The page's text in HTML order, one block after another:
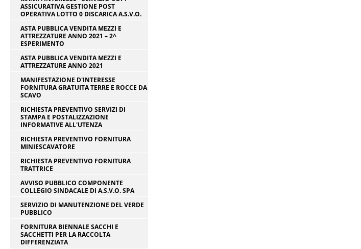
ASSICURATIVA GESTIONE POST
OPERATIVA LOTTO 0 DISCARICA A.S.V.O.
ASTA PUBBLICA VENDITA MEZZI E
ATTREZZATURE ANNO 2021 – 2^
ESPERIMENTO
ASTA PUBBLICA VENDITA MEZZI E
ATTREZZATURE ANNO 2021
MANIFESTAZIONE D'INTERESSE
FORNITURA GRATUITA TERRE E ROCCE DA
SCAVO
RICHIESTA PREVENTIVO SERVIZI DI
STAMPA E POSTALIZZAZIONE
INFORMATIVE ALL'UTENZA
RICHIESTA PREVENTIVO FORNITURA
MINIESCAVATORE
RICHIESTA PREVENTIVO FORNITURA
TRATTRICE
AVVISO PUBBLICO COMPONENTE
COLLEGIO SINDACALE DI A.S.V.O. SPA
SERVIZIO DI MANUTENZIONE DEL VERDE
PUBBLICO
FORNITURA BIENNALE SACCHI E
SACCHETTI PER LA RACCOLTA
DIFFERENZIATA